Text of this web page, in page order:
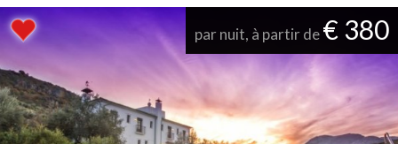
par nuit, à partir de€ 380